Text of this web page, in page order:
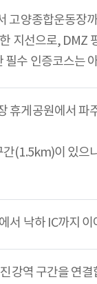
고양종합운동장
지선으로, DMZ
필수 인증코스는
휴게공원에서 파
(1.5km)이 있으
서 낙하 IC까지
강역 구간을 연결